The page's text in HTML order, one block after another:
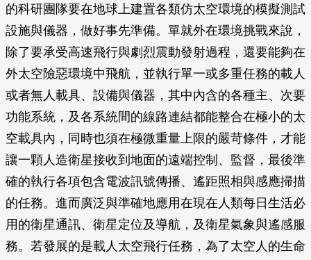
的科研團隊要在地球上建置各類仿太空環境的模擬測試
設施與儀器，做好事先準備。單就外在環境挑戰來說，
除了要承受高速飛行與劇烈震動發射過程，還要能夠在
外太空險惡環境中飛航，並執行單一或多重任務的載人
或者無人載具、設備與儀器，其中內含的各種主、次要
功能系統，及各系統間的線路連結都能整合在極小的太
空載具內，同時也須在極微重量上限的嚴苛條件，才能
讓一顆人造衛星接收到地面的遠端控制、監督，最後準
確的執行各項包含電波訊號傳播、遙距照相與感應掃描
的任務。進而廣泛與準確地應用在現在人類每日生活必
用的衛星通訊、衛星定位及導航，及衛星氣象與遙感服
務。若發展的是載人太空飛行任務，為了太空人的生命